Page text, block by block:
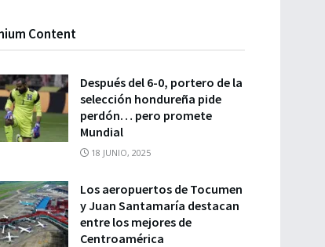
Content
Después del 6-0, portero de la
selección hondureña pide
perdón… pero promete
Mundial
18 JUNIO, 2025
Los aeropuertos de Tocumen
y Juan Santamaría destacan
entre los mejores de
Centroamérica